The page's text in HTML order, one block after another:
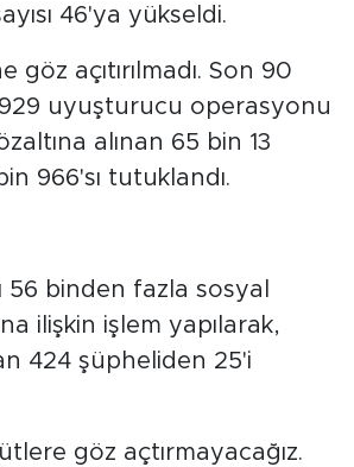
46'ya yükseldi.
göz açıtırılmadı. Son 90
uyuşturucu operasyonu
alınan 65 bin 13
966'sı tutuklandı.
56 binden fazla sosyal
ilişkin işlem yapılarak,
424 şüpheliden 25'i
göz açtırmayacağız.